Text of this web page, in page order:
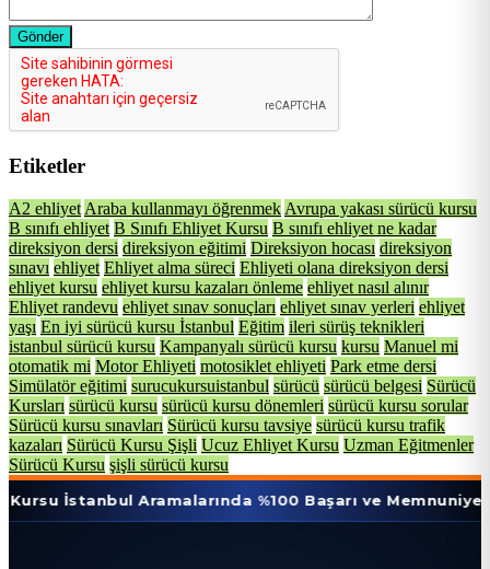
Gönder
Etiketler
A2 ehliyet Araba kullanmayı öğrenmek Avrupa yakası sürücü kursu
B sınıfı ehliyet B Sınıfı Ehliyet Kursu B sınıfı ehliyet ne kadar
direksiyon dersi direksiyon eğitimi Direksiyon hocası direksiyon
sınavı ehliyet Ehliyet alma süreci Ehliyeti olana direksiyon dersi
ehliyet kursu ehliyet kursu kazaları önleme ehliyet nasıl alınır
Ehliyet randevu ehliyet sınav sonuçları ehliyet sınav yerleri ehliyet
yaşı En iyi sürücü kursu İstanbul Eğitim ileri sürüş teknikleri
istanbul sürücü kursu Kampanyalı sürücü kursu kursu Manuel mi
otomatik mi Motor Ehliyeti motosiklet ehliyeti Park etme dersi
Simülatör eğitimi surucukursuistanbul sürücü sürücü belgesi Sürücü
Kursları sürücü kursu sürücü kursu dönemleri sürücü kursu sorular
Sürücü kursu sınavları Sürücü kursu tavsiye sürücü kursu trafik
kazaları Sürücü Kursu Şişli Ucuz Ehliyet Kursu Uzman Eğitmenler
Sürücü Kursu şişli sürücü kursu
Aramalarında %100 Başarı ve Memnuniyet Oranı